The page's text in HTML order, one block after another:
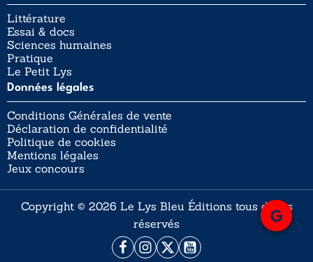
Littérature
Essai & docs
Sciences humaines
Pratique
Le Petit Lys
Données légales
Conditions Générales de vente
Déclaration de confidentialité
Politique de cookies
Mentions légales
Jeux concours
Copyright © 2026 Le Lys Bleu Éditions tous droits
réservés